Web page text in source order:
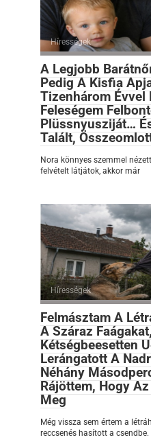
Hírességek
A Legjobb
Pedig A Kisfia
Tizenhárom Évvel
Feleségem
Plüssnyusziját…
Talált,
Nora könnyes szemmel
felvételt látjátok, akkor már
Hírességek
Felmásztam A
A Száraz
Kétségbeesetten
Lerángatott A
Néhány
Rájöttem, Hogy
Meg
Még vissza sem értem a
reccsenés hasított a csendbe.